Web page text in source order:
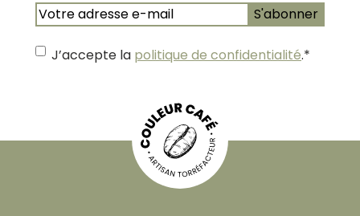
E-
mail*
J’accepte la politique de confidentialité.*